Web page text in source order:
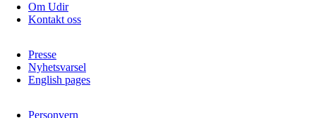
Om Udir
Kontakt oss
Presse
Nyhetsvarsel
English pages
Personvern